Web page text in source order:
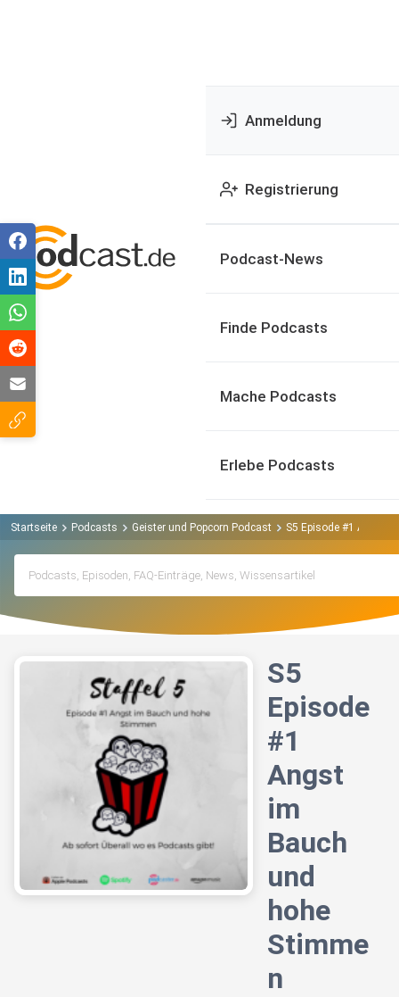
Anmeldung
Registrierung
Podcast-News
Finde Podcasts
Mache Podcasts
Erlebe Podcasts
Startseite Podcasts Geister und Popcorn Podcast S5 Episode #1 Angst
S5
Episode
#1
Angst
im
Bauch
und
hohe
Stimme
n